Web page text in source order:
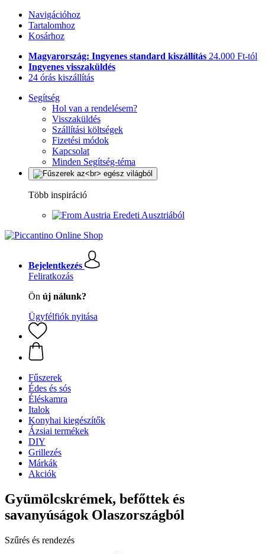
Navigációhoz
Tartalomhoz
Kosárhoz
Magyarország: Ingyenes standard kiszállítás 24.000 Ft-tól
Ingyenes visszaküldés
24 órás kiszállítás
Segítség
Hol van a rendelésem?
Visszaküldés
Szállítási költségek
Fizetési módok
Kapcsolat
Minden Segítség-téma
Több inspiráció
Eredeti Ausztriából
Bejelentkezés
Feliratkozás
Ön új nálunk?
Ügyfélfiók nyitása
Fűszerek
Édes és sós
Éléskamra
Italok
Konyhai kiegészítők
Ázsiai termékek
DIY
Grillezés
Márkák
Akciók
Gyümölcskrémek, befőttek és
savanyúságok Olaszországból
Szűrés és rendezés